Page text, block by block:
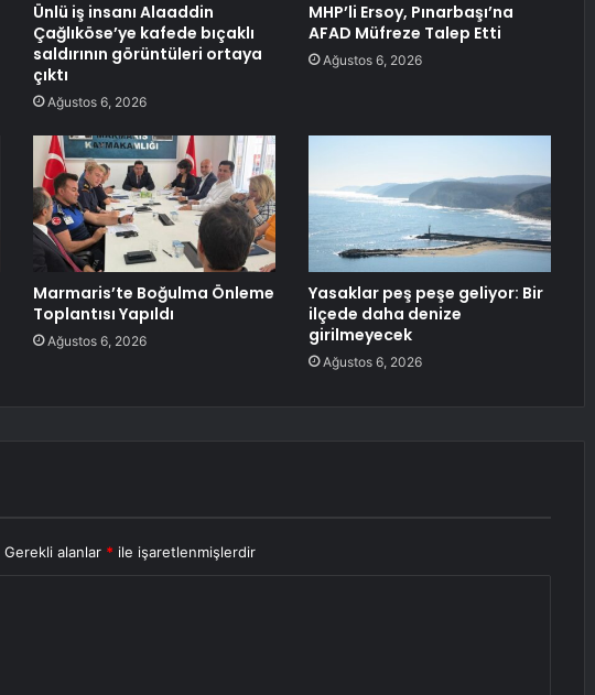
Ünlü iş insanı Alaaddin
Çağlıköse’ye kafede bıçaklı
saldırının görüntüleri ortaya
çıktı
Ağustos 6, 2026
MHP’li Ersoy, Pınarbaşı’na
AFAD Müfreze Talep Etti
Ağustos 6, 2026
Marmaris’te Boğulma Önleme
Toplantısı Yapıldı
Ağustos 6, 2026
Yasaklar peş peşe geliyor: Bir
ilçede daha denize
girilmeyecek
Ağustos 6, 2026
Gerekli alanlar * ile işaretlenmişlerdir